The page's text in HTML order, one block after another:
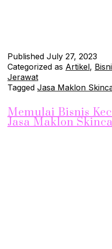
Published July 27, 2023
Categorized as Artikel,
Jerawat
Tagged Jasa Maklon
Memulai Bisnis
Jasa Maklon